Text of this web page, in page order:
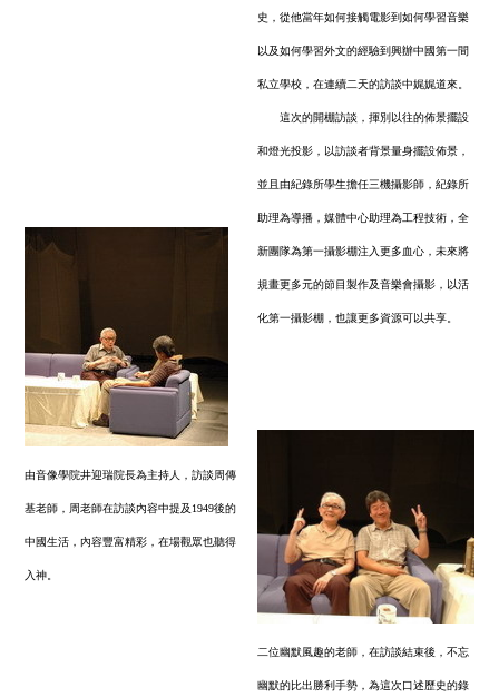
由音像學院井迎瑞院長為主持人，訪談周傳
基老師，周老師在訪談內容中提及1949後的
中國生活，內容豐富精彩，在場觀眾也聽得
入神。
史，從他當年如何接觸電影到如何學習音樂
以及如何學習外文的經驗到興辦中國第一間
私立學校，在連續二天的訪談中娓娓道來。
這次的開棚訪談，揮別以往的佈景擺設
和燈光投影，以訪談者背景量身擺設佈景，
並且由紀錄所學生擔任三機攝影師，紀錄所
助理為導播，媒體中心助理為工程技術，全
新團隊為第一攝影棚注入更多血心，未來將
規畫更多元的節目製作及音樂會攝影，以活
化第一攝影棚，也讓更多資源可以共享。
二位幽默風趣的老師，在訪談結束後，不忘
幽默的比出勝利手勢，為這次口述歷史的錄